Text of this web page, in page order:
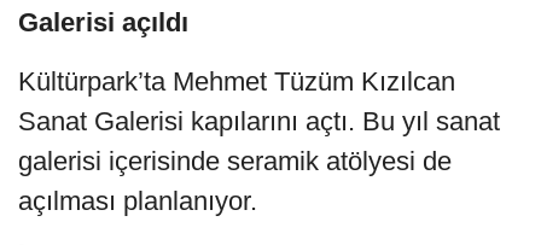
Galerisi açıldı
Kültürpark’ta Mehmet Tüzüm Kızılcan
Sanat Galerisi kapılarını açtı. Bu yıl sanat
galerisi içerisinde seramik atölyesi de
açılması planlanıyor.